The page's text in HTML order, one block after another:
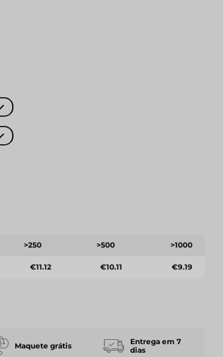
>250 >500 >1000
€11.12 €10.11 €9.19
Maquete grátis
Entrega em 7
dias